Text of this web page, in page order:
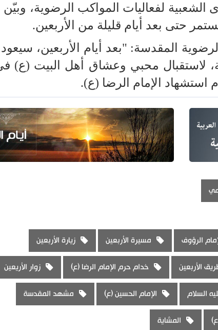
الشعبية لفعاليات المواكب الرضوية،
حتى بعد أيام قليلة من الأربعين.
المقدسة: "بعد أيام الأربعين، سيعود
لاستقبال محبي وعشاق أهل البيت (ع) في
الإمام الرضا (ع).
الرؤوف مسيرة الأربعين زيارة الأربعين
الأربعين خدام حرم الإمام الرضا (ع) زوار الأريعين
السلام الإمام الحسين (ع) مشهد المقدسة
المشاية